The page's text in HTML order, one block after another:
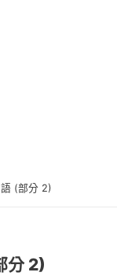
(部分 2)
分 2)